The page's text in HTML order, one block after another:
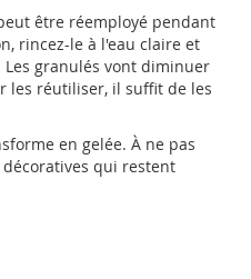
être réemployé pendant
rincez-le à l'eau claire et
granulés vont diminuer
les réutiliser, il suffit de les
en gelée. À ne pas
qui restent